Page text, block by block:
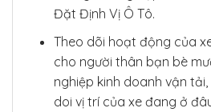
Đặt Định Vị Ô Tô.
Theo dõi hoạt động của
cho người thân bạn bè
nghiệp kinh doanh vận
doi vị trí của xe đang ở